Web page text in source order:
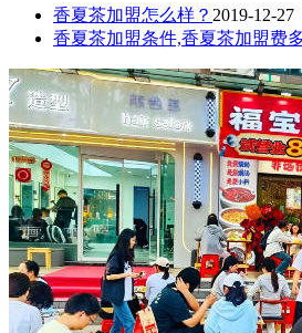
香夏茶加盟怎么样？ 2019-12-27
香夏茶加盟条件,香夏茶加盟费